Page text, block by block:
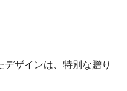
ザインは、特別な贈り